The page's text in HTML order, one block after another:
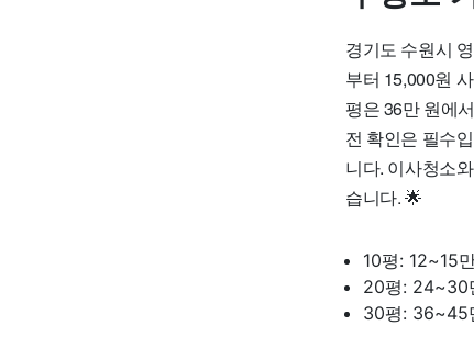
경기도 수원시
부터 15,000원
평은 36만 원에
전 확인은 필수
니다. 이사청소
습니다. 🌟
10평: 12~15
20평: 24~30
30평: 36~45